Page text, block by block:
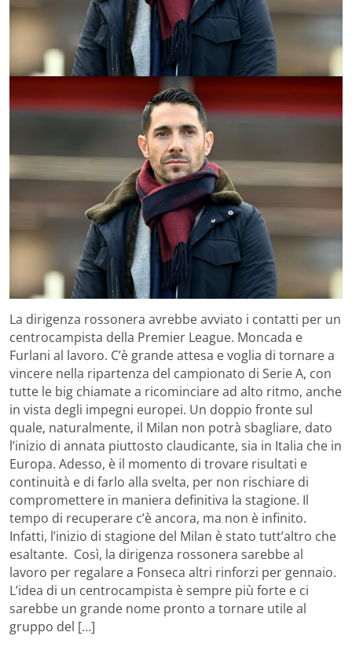
La dirigenza rossonera avrebbe avviato i contatti per un
centrocampista della Premier League. Moncada e
Furlani al lavoro. C’è grande attesa e voglia di tornare a
vincere nella ripartenza del campionato di Serie A, con
tutte le big chiamate a ricominciare ad alto ritmo, anche
in vista degli impegni europei. Un doppio fronte sul
quale, naturalmente, il Milan non potrà sbagliare, dato
l’inizio di annata piuttosto claudicante, sia in Italia che in
Europa. Adesso, è il momento di trovare risultati e
continuità e di farlo alla svelta, per non rischiare di
compromettere in maniera definitiva la stagione. Il
tempo di recuperare c’è ancora, ma non è infinito.
Infatti, l’inizio di stagione del Milan è stato tutt’altro che
esaltante. Così, la dirigenza rossonera sarebbe al
lavoro per regalare a Fonseca altri rinforzi per gennaio.
L’idea di un centrocampista è sempre più forte e ci
sarebbe un grande nome pronto a tornare utile al
gruppo del […]